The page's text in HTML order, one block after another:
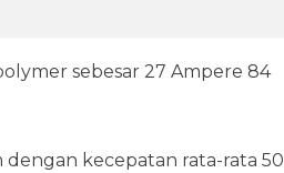
sebesar 27 Ampere 84
kecepatan rata-rata 50